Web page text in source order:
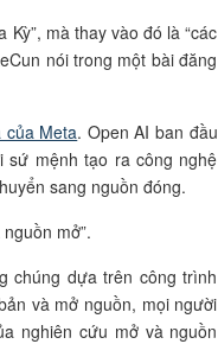
mà thay vào đó là “các
nói trong một bài đăng
của Meta. Open AI ban đầu
sứ mệnh tạo ra công nghệ
sang nguồn đóng.
mở”.
chúng dựa trên công trình
và mở nguồn, mọi người
nghiên cứu mở và nguồn